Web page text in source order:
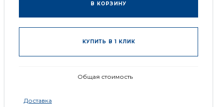
В КОРЗИНУ
КУПИТЬ В 1 КЛИК
Общая стоимость
Доставка